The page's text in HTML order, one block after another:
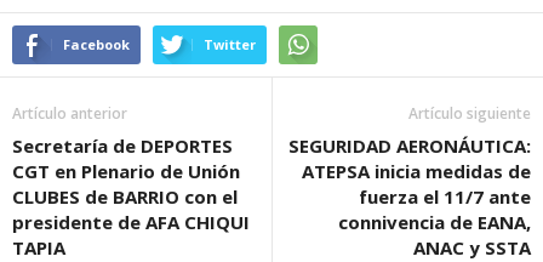
Facebook Twitter
Artículo anterior
Secretaría de DEPORTES
CGT en Plenario de Unión
CLUBES de BARRIO con el
presidente de AFA CHIQUI
TAPIA
Artículo siguiente
SEGURIDAD AERONÁUTICA:
ATEPSA inicia medidas de
fuerza el 11/7 ante
connivencia de EANA,
ANAC y SSTA